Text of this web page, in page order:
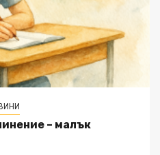
– малък